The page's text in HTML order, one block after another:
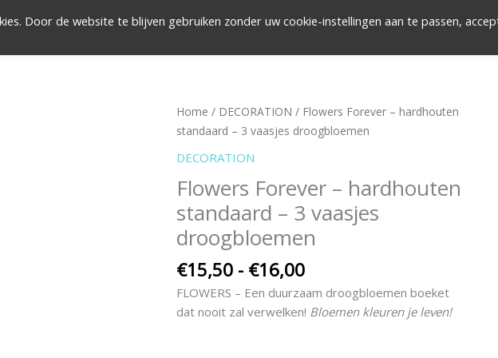
OVER PAS
Home / DECORATION / Flowers Forever – hardhouten
standaard – 3 vaasjes droogbloemen
DECORATION
Flowers Forever – hardhouten
standaard – 3 vaasjes
droogbloemen
€15,50 - €16,00
Prijsklasse:
€15,50
FLOWERS – Een duurzaam droogbloemen boeket
dat nooit zal verwelken! Bloemen kleuren je leven!
Flowers
Forever
standaard
-
vaasjes
droogbloemen
aantal
Door de website te blijven gebruiken zonder uw cookie-instellingen aan te passen,